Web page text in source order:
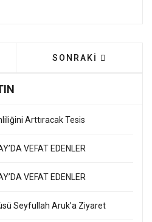
BAŞKAN ÇİNÇİN’E
SONRAKI MAKALE:
SONRAKI
Arttıracak Tesis
VEFAT EDENLER
VEFAT EDENLER
Seyfullah Aruk’a Ziyaret